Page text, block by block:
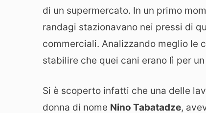
di un supermercato. In un primo
randagi stazionavano nei pressi di
commerciali. Analizzando meglio le
stabilire che quei cani erano lì per
Si è scoperto infatti che una delle
donna di nome Nino Tabatadze,